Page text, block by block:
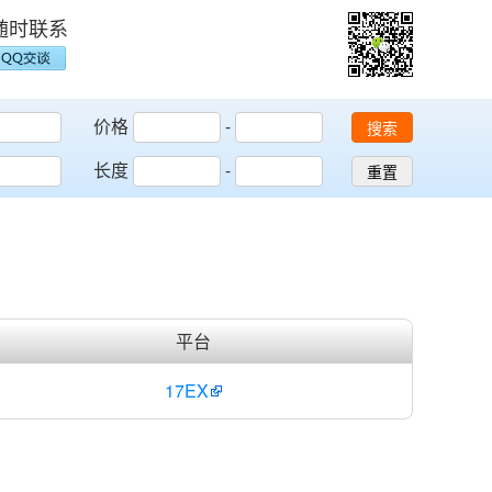
时联系
价格
-
长度
-
搜索
重置
平台
17EX